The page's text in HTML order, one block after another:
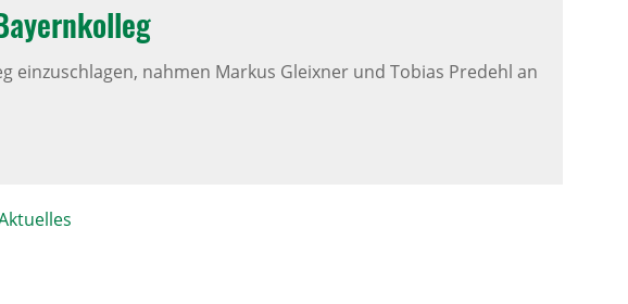
einzuschlagen, nahmen Markus Gleixner und Tobias Predehl an